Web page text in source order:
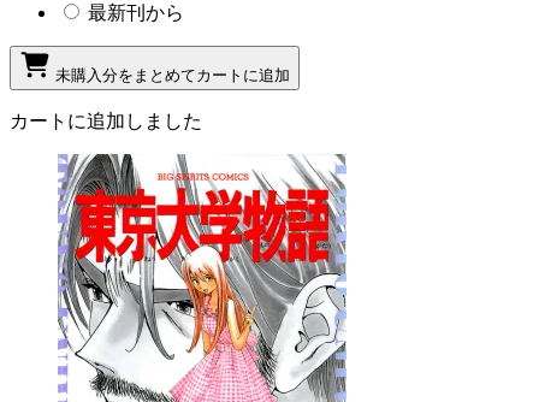
最新刊から
未購入分をまとめてカートに追加
カートに追加しました